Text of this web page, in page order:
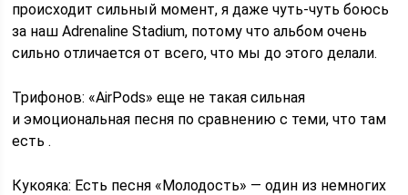
происходит сильный момент, я даже чуть-чуть боюсь
за наш Adrenaline Stadium, потому что альбом очень
сильно отличается от всего, что мы до этого делали.
Трифонов: «AirPods» еще не такая сильная
и эмоциональная песня по сравнению с теми, что там
есть .
Кукояка: Есть песня «Молодость» — один из немногих